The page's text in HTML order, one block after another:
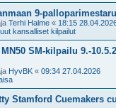
9-
Terhi Halme « 18:15
kansalliset kilpailut
SM-kilpailu 9.-
HyvBK « 09:34 27.04.2026
Stamford Cuemakers